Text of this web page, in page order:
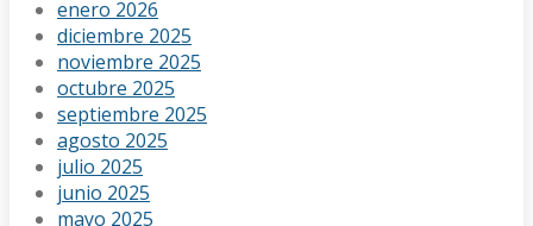
enero 2026
diciembre 2025
noviembre 2025
octubre 2025
septiembre 2025
agosto 2025
julio 2025
junio 2025
mayo 2025